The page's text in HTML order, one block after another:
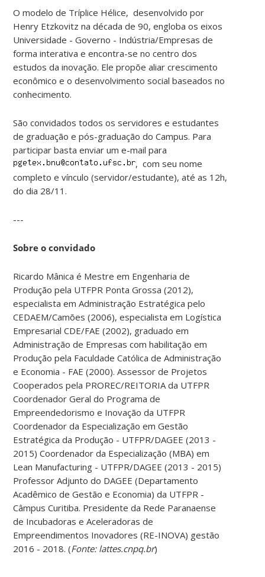
O modelo de Tríplice Hélice, desenvolvido por
Henry Etzkovitz na década de 90, engloba os eixos
Universidade - Governo - Indústria/Empresas de
forma interativa e encontra-se no centro dos
estudos da inovação. Ele propõe aliar crescimento
econômico e o desenvolvimento social baseados no
conhecimento.
São convidados todos os servidores e estudantes
de graduação e pós-graduação do Campus. Para
participar basta enviar um e-mail para
, com seu nome
completo e vínculo (servidor/estudante), até as 12h,
do dia 28/11.
---
Sobre o convidado
Ricardo Mânica é Mestre em Engenharia de
Produção pela UTFPR Ponta Grossa (2012),
especialista em Administração Estratégica pelo
CEDAEM/Camões (2006), especialista em Logística
Empresarial CDE/FAE (2002), graduado em
Administração de Empresas com habilitação em
Produção pela Faculdade Católica de Administração
e Economia - FAE (2000). Assessor de Projetos
Cooperados pela PROREC/REITORIA da UTFPR
Coordenador Geral do Programa de
Empreendedorismo e Inovação da UTFPR
Coordenador da Especialização em Gestão
Estratégica da Produção - UTFPR/DAGEE (2013 -
2015) Coordenador da Especialização (MBA) em
Lean Manufacturing - UTFPR/DAGEE (2013 - 2015)
Professor Adjunto do DAGEE (Departamento
Acadêmico de Gestão e Economia) da UTFPR -
Câmpus Curitiba. Presidente da Rede Paranaense
de Incubadoras e Aceleradoras de
Empreendimentos Inovadores (RE-INOVA) gestão
2016 - 2018. (Fonte: lattes.cnpq.br)